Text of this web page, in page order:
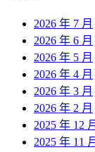
2026 年 7 月
2026 年 6 月
2026 年 5 月
2026 年 4 月
2026 年 3 月
2026 年 2 月
2025 年 12 月
2025 年 11 月